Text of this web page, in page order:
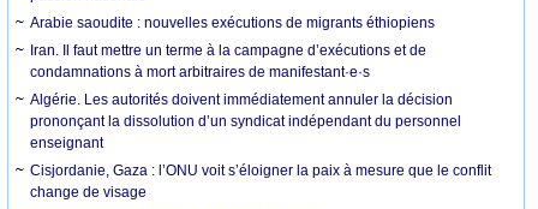
Arabie saoudite : nouvelles exécutions de migrants éthiopiens
Iran. Il faut mettre un terme à la campagne d’exécutions et de
condamnations à mort arbitraires de manifestant·e·s
Algérie. Les autorités doivent immédiatement annuler la décision
prononçant la dissolution d’un syndicat indépendant du personnel
enseignant
Cisjordanie, Gaza : l’ONU voit s’éloigner la paix à mesure que le conflit
change de visage